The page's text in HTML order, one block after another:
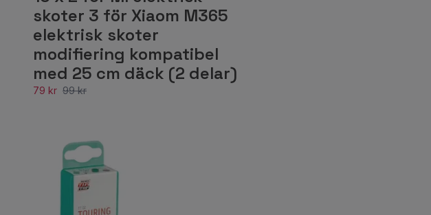
skoter 3 för Xiaom M365
elektrisk skoter
modifiering kompatibel
med 25 cm däck (2 delar)
79 kr 99 kr